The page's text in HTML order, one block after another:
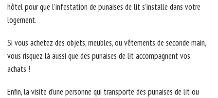
hôtel pour que l’infestation de punaises de lit s’installe dans votre
logement.
Si vous achetez des objets, meubles, ou vêtements de seconde main,
vous risquez là aussi que des punaises de lit accompagnent vos
achats !
Enfin, la visite d’une personne qui transporte des punaises de lit ou